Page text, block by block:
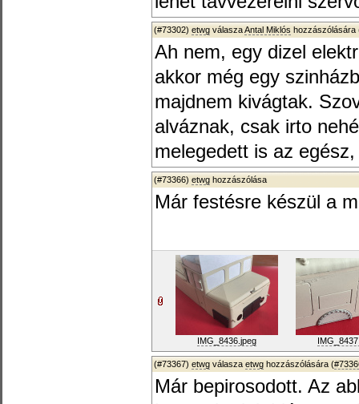
(#73302) etwg válaszaAntal Miklós hozzászólására
Ah nem, egy dizel
akkor még egy
majdnem kivágtak.
alváznak, csak irto
melegedett is az
(#73366) etwg hozzászólása
Már festésre készül a
IMG_8436.jpeg
(#73367) etwg válasza etwg hozzászólására (
Már bepirosodott. Az